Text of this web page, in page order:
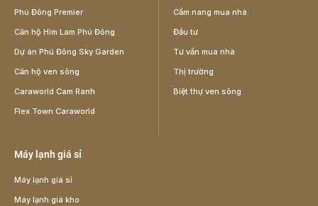
Phú Đông Premier
Căn hộ Him Lam Phú Đông
Dự án Phú Đông Sky Garden
Căn hộ ven sông
Caraworld Cam Ranh
Flex Town Caraworld
Cẩm nang mua nhà
Đầu tư
Tư vấn mua nhà
Thị trường
Biệt thự ven sông
Máy lạnh giá sỉ
Máy lạnh giá sỉ
Máy lạnh giá kho